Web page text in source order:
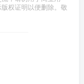
权证明以便删除。敬